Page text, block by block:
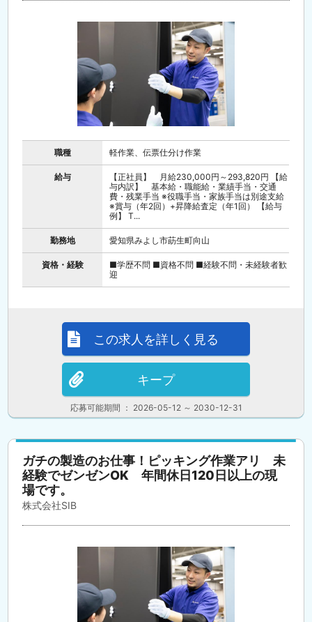
職種 軽作業、伝票仕分け作業
給与
【正社員】 月給230,000円～293,820円 【給
与内訳】 基本給・職能給・業績手当・交通
費・残業手当 ※役職手当・家族手当は別途支給
※賞与（年2回）+昇降給査定（年1回） 【給与
例】 T...
勤務地 愛知県みよし市莇生町向山
資格・経験
■学歴不問 ■資格不問 ■経験不問・未経験者歓
迎
応募可能期間 ： 2026-05-12 ～ 2030-12-31
この求人を詳しく見る
キープ
ガチの製造のお仕事！ピッキング作業アリ 未
経験でゼンゼンOK 年間休日120日以上の現
場です。
株式会社SIB